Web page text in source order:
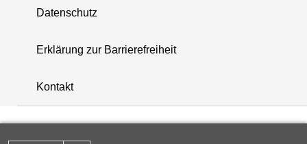
+
−
Datenschutz
Erklärung zur Barrierefreiheit
Kontakt